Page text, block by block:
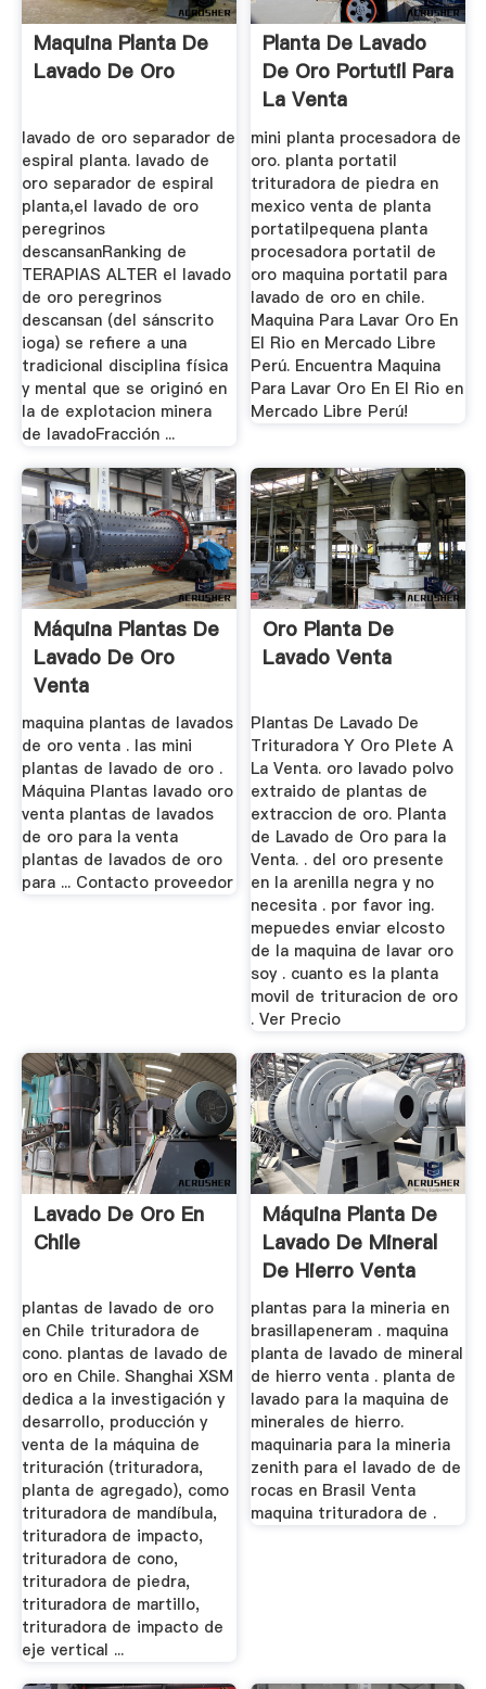
Maquina Planta De
Lavado De Oro
lavado de oro separador de
espiral planta. lavado de
oro separador de espiral
planta,el lavado de oro
peregrinos
descansanRanking de
TERAPIAS ALTER el lavado
de oro peregrinos
descansan (del sánscrito
ioga) se refiere a una
tradicional disciplina física
y mental que se originó en
la de explotacion minera
de lavadoFracción ...
Planta De Lavado
De Oro Portutil Para
La Venta
mini planta procesadora de
oro. planta portatil
trituradora de piedra en
mexico venta de planta
portatilpequena planta
procesadora portatil de
oro maquina portatil para
lavado de oro en chile.
Maquina Para Lavar Oro En
El Rio en Mercado Libre
Perú. Encuentra Maquina
Para Lavar Oro En El Rio en
Mercado Libre Perú!
Máquina Plantas De
Lavado De Oro
Venta
maquina plantas de lavados
de oro venta . las mini
plantas de lavado de oro .
Máquina Plantas lavado oro
venta plantas de lavados
de oro para la venta
plantas de lavados de oro
para ... Contacto proveedor
Oro Planta De
Lavado Venta
Plantas De Lavado De
Trituradora Y Oro Plete A
La Venta. oro lavado polvo
extraido de plantas de
extraccion de oro. Planta
de Lavado de Oro para la
Venta. . del oro presente
en la arenilla negra y no
necesita . por favor ing.
mepuedes enviar elcosto
de la maquina de lavar oro
soy . cuanto es la planta
movil de trituracion de oro
. Ver Precio
Lavado De Oro En
Chile
plantas de lavado de oro
en Chile trituradora de
cono. plantas de lavado de
oro en Chile. Shanghai XSM
dedica a la investigación y
desarrollo, producción y
venta de la máquina de
trituración (trituradora,
planta de agregado), como
trituradora de mandíbula,
trituradora de impacto,
trituradora de cono,
trituradora de piedra,
trituradora de martillo,
trituradora de impacto de
eje vertical ...
Máquina Planta De
Lavado De Mineral
De Hierro Venta
plantas para la mineria en
brasillapeneram . maquina
planta de lavado de mineral
de hierro venta . planta de
lavado para la maquina de
minerales de hierro.
maquinaria para la mineria
zenith para el lavado de de
rocas en Brasil Venta
maquina trituradora de .